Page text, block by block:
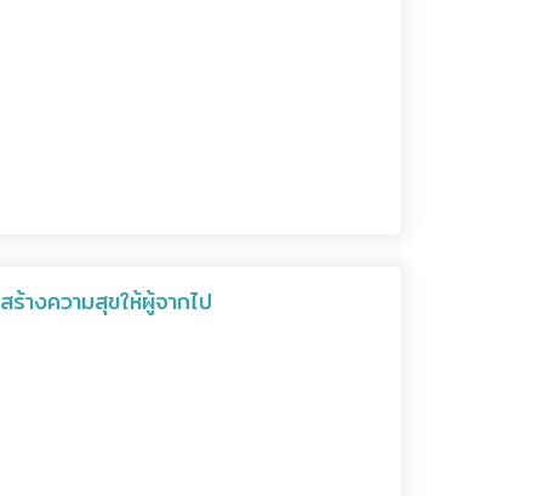
างความสุขให้ผู้จากไป